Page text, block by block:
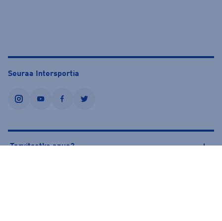
Seuraa Intersportia
instagramyoutubefacebooktwitter
Tarvitsetko apua?